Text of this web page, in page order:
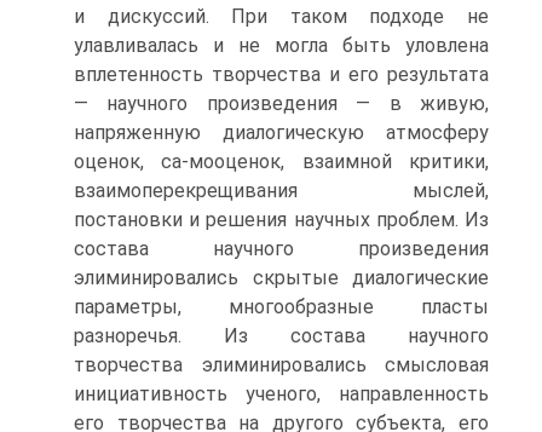
и дискуссий. При таком подходе не
улавливалась и не могла быть уловлена
вплетенность творчества и его результата
— научного произведения — в живую,
напряженную диалогическую атмосферу
оценок, са-мооценок, взаимной критики,
взаимоперекрещивания мыслей,
постановки и решения научных проблем. Из
состава научного произведения
элиминировались скрытые диалогические
параметры, многообразные пласты
разноречья. Из состава научного
творчества элиминировались смысловая
инициативность ученого, направленность
его творчества на другого субъекта, его